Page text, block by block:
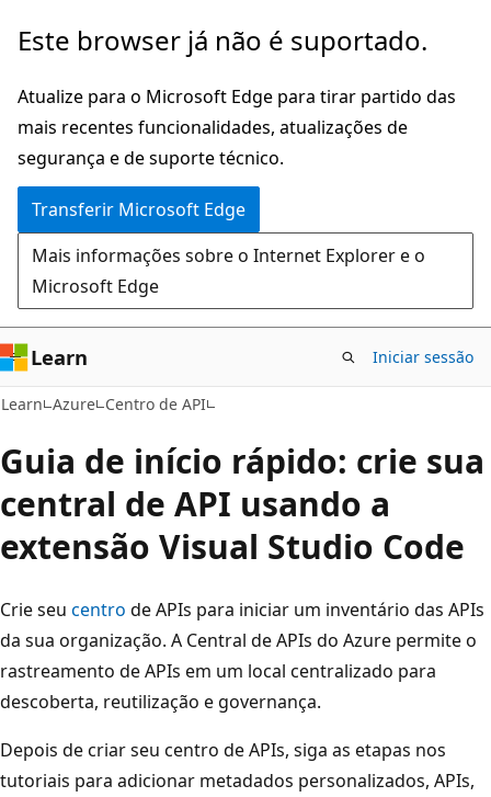
Saltar
o
conteúdo
principal
Este browser já não é suportado.
Atualize para o Microsoft Edge para tirar partido das
mais recentes funcionalidades, atualizações de
segurança e de suporte técnico.
Transferir Microsoft Edge
Mais informações sobre o Internet Explorer e o
Microsoft Edge
Learn Iniciar sessão
Learn Azure Centro de API
Guia de início rápido: crie sua
central de API usando a
extensão Visual Studio Code
Crie seu centro de APIs para iniciar um inventário das APIs
da sua organização. A Central de APIs do Azure permite o
rastreamento de APIs em um local centralizado para
descoberta, reutilização e governança.
Depois de criar seu centro de APIs, siga as etapas nos
tutoriais para adicionar metadados personalizados, APIs,